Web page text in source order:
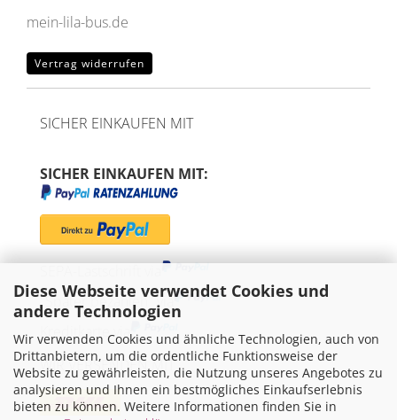
Diese Webseite verwendet Cookies und
andere Technologien
Wir verwenden Cookies und ähnliche Technologien, auch von
Drittanbietern, um die ordentliche Funktionsweise der
Website zu gewährleisten, die Nutzung unseres Angebotes zu
analysieren und Ihnen ein bestmögliches Einkaufserlebnis
bieten zu können. Weitere Informationen finden Sie in
mein-lila-bus.de
Vertrag widerrufen
SICHER EINKAUFEN MIT
SICHER EINKAUFEN MIT:
"Später bezahlen" via
Kreditkarte via
WIR VERSENDEN MIT